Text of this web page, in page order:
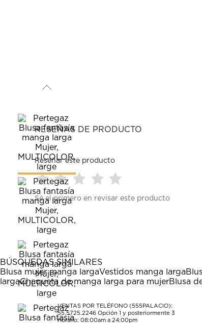
RESEÑAS DE PRODUCTO
Reseñar este producto
Seleccionar
para
calificar
el
artículo
1
estrella
Esta
acción
abrirá
el
formulario
de
Seleccionar
para
calificar
el
artículo
2
estrellas.
Esta
acción
abrirá
el
formulario
de
Seleccionar
para
el
estrellas.
Esta
acción
abrirá
formulario
de
para
estrellas.
Esta
acción
abrirá
formulario
de
para
Esta
acción
abrirá
formulario
de
Sé el primero en revisar este producto
BÚSQUEDAS SIMILARES
Blusa mujer manga largaVestidos manga larga
largaChaqueta de manga larga para mujerBlusa
VENTAS POR TELÉFONO (555PALACIO):
55.5725.2246 Opción 1 y posteriormente 3
Horario: 08:00am a 24:00pm